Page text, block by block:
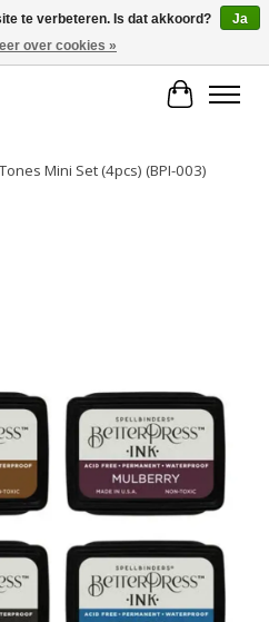
shipping!
Mini Set (4pcs) (BPI-003)
te verbeteren. Is dat akkoord?
Ja
over cookies »